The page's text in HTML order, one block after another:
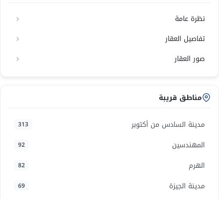
نظرة عامة
تفاصيل العقار
صور العقار
مناطق قريبة
مدينة السادس من أكتوبر 313
المهندسين 92
الهرم 82
مدينة الجيزة 69